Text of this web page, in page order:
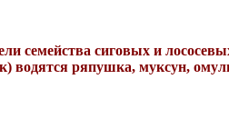
семейства сиговых и
ряпушка, муксун,